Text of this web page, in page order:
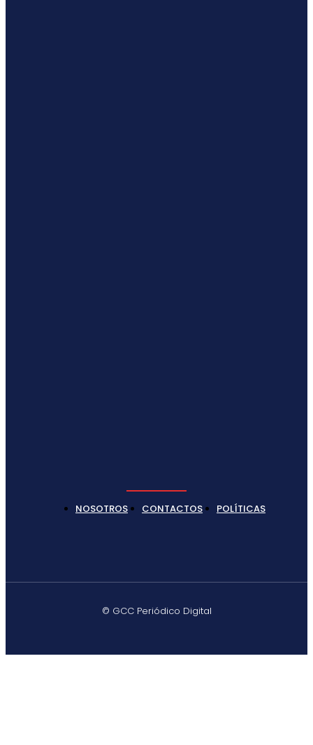
NOSOTROS CONTACTOS POLÍTICAS
© GCC Periódico Digital